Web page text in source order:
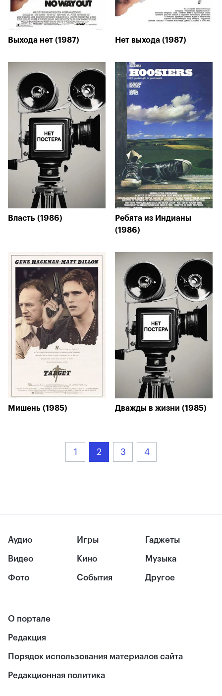
Выхода нет (1987) Нет выхода (1987)
Власть (1986)
Ребята из Индианы
(1986)
Мишень (1985) Дважды в жизни (1985)
1 2 3 4
Аудио
Видео
Фото
Игры
Кино
События
Гаджеты
Музыка
Другое
О портале
Редакция
Порядок использования материалов сайта
Редакционная политика